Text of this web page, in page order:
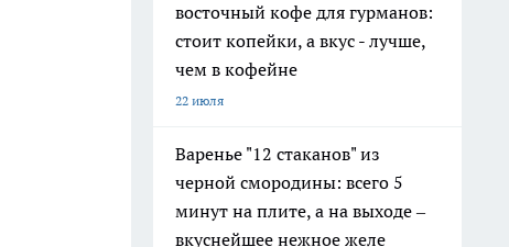
восточный кофе для гурманов:
стоит копейки, а вкус - лучше,
чем в кофейне
22 июля
Варенье "12 стаканов" из
черной смородины: всего 5
минут на плите, а на выходе –
вкуснейшее нежное желе